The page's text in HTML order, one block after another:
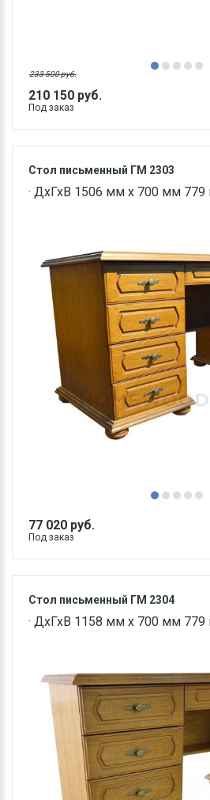
210 150 руб.
233 500 руб.
Под заказ
Стол письменный ГМ 2303
· ДхГхВ 1506 мм х 700 мм 779
77 020 руб.
Под заказ
Стол письменный ГМ 2304
· ДхГхВ 1158 мм х 700 мм 779